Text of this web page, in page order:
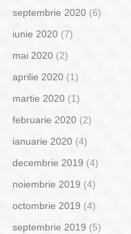
septembrie 2020(6)
iunie 2020(7)
mai 2020(2)
aprilie 2020(1)
martie 2020(1)
februarie 2020(2)
ianuarie 2020(4)
decembrie 2019 (4)
noiembrie 2019 (4)
octombrie 2019 (4)
septembrie 2019 (5)